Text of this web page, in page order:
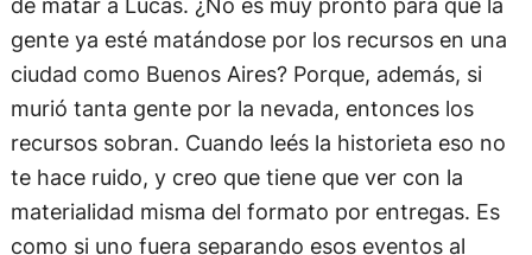
gente ya esté matándose por los recursos en una
ciudad como Buenos Aires? Porque, además, si
murió tanta gente por la nevada, entonces los
recursos sobran. Cuando leés la historieta eso no
te hace ruido, y creo que tiene que ver con la
materialidad misma del formato por entregas. Es
como si uno fuera separando esos eventos al